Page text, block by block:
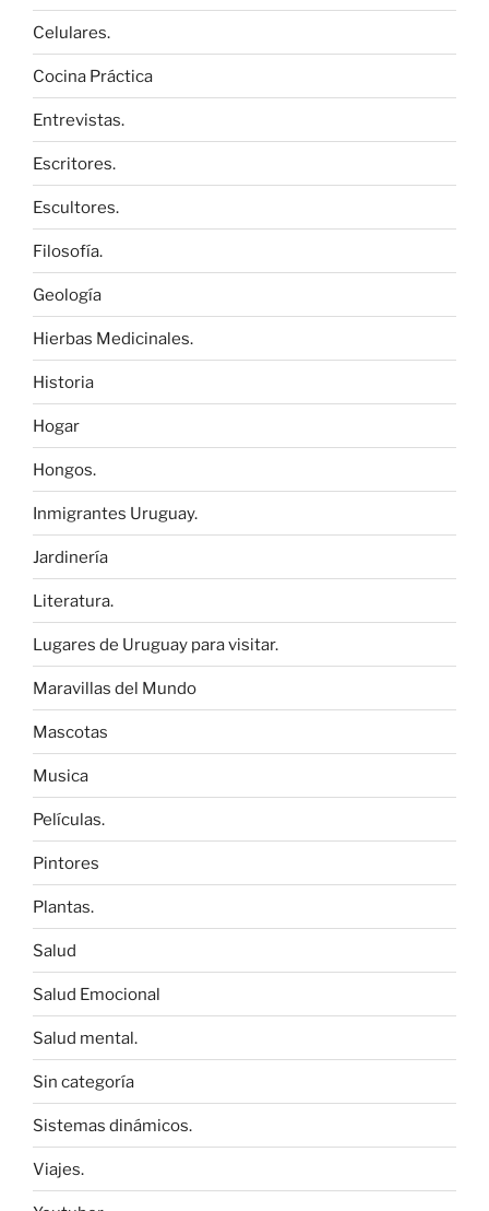
Celulares.
Cocina Práctica
Entrevistas.
Escritores.
Escultores.
Filosofía.
Geología
Hierbas Medicinales.
Historia
Hogar
Hongos.
Inmigrantes Uruguay.
Jardinería
Literatura.
Lugares de Uruguay para visitar.
Maravillas del Mundo
Mascotas
Musica
Películas.
Pintores
Plantas.
Salud
Salud Emocional
Salud mental.
Sin categoría
Sistemas dinámicos.
Viajes.